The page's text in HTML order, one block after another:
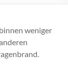
weniger